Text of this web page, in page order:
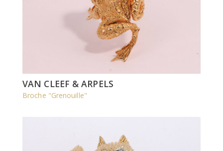
VAN CLEEF & ARPELS
Broche "Grenouille"